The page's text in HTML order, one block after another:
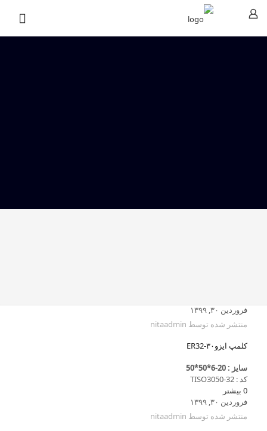
فروردین ۳۰, ۱۳۹۹
منتشر شده توسط nitaadmin
کلمپ ایزو۳۰-ER32
سایز : 20-6*50*50
کد : TISO3050-32
0 بیشتر
فروردین ۳۰, ۱۳۹۹
منتشر شده توسط nitaadmin